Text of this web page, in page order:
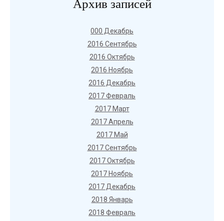
Архив записей
000 Декабрь
2016 Сентябрь
2016 Октябрь
2016 Ноябрь
2016 Декабрь
2017 Февраль
2017 Март
2017 Апрель
2017 Май
2017 Сентябрь
2017 Октябрь
2017 Ноябрь
2017 Декабрь
2018 Январь
2018 Февраль